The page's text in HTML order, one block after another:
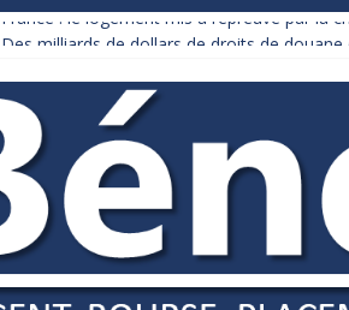
France : le logement mis à l’épreuve par la
Des milliards de dollars de droits de
Royaume-Uni : Andy Burnham recule sur
Xavier Niel, le milliardaire qui ne touche
Ruée des fortunes russes vers l’étranger